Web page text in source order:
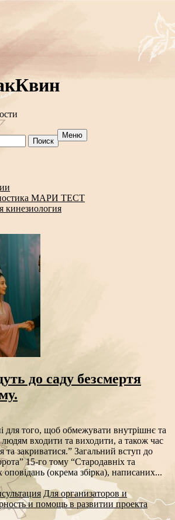
Меню
МАРИ ТЕСТ
кинезиология
до саду безсмертя
для того, щоб обмежувати внутрішнє та
входити та виходити, а також час
та закриватися.” Загальний вступ до
15-го тому “Стародавніх та
оповідань (окрема збірка), написаних...
Для организаторов и
и помощь в развитии проекта